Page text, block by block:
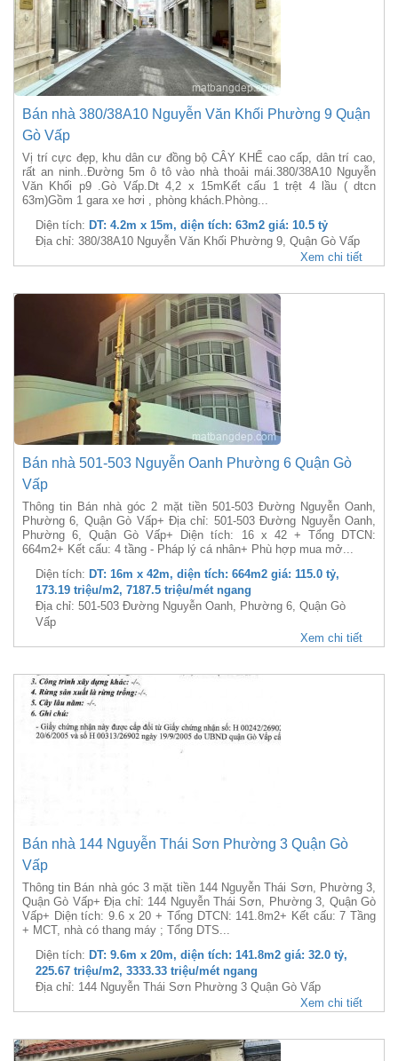
Bán nhà 380/38A10 Nguyễn Văn Khối Phường 9 Quận
Gò Vấp
Vị trí cực đẹp, khu dân cư đồng bộ CÂY KHẾ cao cấp, dân trí cao,
rất an ninh..Đường 5m ô tô vào nhà thoải mái.380/38A10 Nguyễn
Văn Khối p9 .Gò Vấp.Dt 4,2 x 15mKết cấu 1 trệt 4 lầu ( dtcn
63m)Gồm 1 gara xe hơi , phòng khách.Phòng...
Diện tích: DT: 4.2m x 15m, diện tích: 63m2 giá: 10.5 tỷ
Địa chỉ: 380/38A10 Nguyễn Văn Khối Phường 9, Quận Gò Vấp
Xem chi tiết
Bán nhà 501-503 Nguyễn Oanh Phường 6 Quận Gò
Vấp
Thông tin Bán nhà góc 2 mặt tiền 501-503 Đường Nguyễn Oanh,
Phường 6, Quận Gò Vấp+ Địa chỉ: 501-503 Đường Nguyễn Oanh,
Phường 6, Quận Gò Vấp+ Diện tích: 16 x 42 + Tổng DTCN:
664m2+ Kết cấu: 4 tầng - Pháp lý cá nhân+ Phù hợp mua mở...
Diện tích: DT: 16m x 42m, diện tích: 664m2 giá: 115.0 tỷ,
173.19 triệu/m2, 7187.5 triệu/mét ngang
Địa chỉ: 501-503 Đường Nguyễn Oanh, Phường 6, Quận Gò
Vấp
Xem chi tiết
Bán nhà 144 Nguyễn Thái Sơn Phường 3 Quận Gò
Vấp
Thông tin Bán nhà góc 3 mặt tiền 144 Nguyễn Thái Sơn, Phường 3,
Quận Gò Vấp+ Địa chỉ: 144 Nguyễn Thái Sơn, Phường 3, Quận Gò
Vấp+ Diện tích: 9.6 x 20 + Tổng DTCN: 141.8m2+ Kết cấu: 7 Tầng
+ MCT, nhà có thang máy ; Tổng DTS...
Diện tích: DT: 9.6m x 20m, diện tích: 141.8m2 giá: 32.0 tỷ,
225.67 triệu/m2, 3333.33 triệu/mét ngang
Địa chỉ: 144 Nguyễn Thái Sơn Phường 3 Quận Gò Vấp
Xem chi tiết